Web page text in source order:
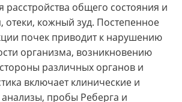
расстройства общего состояния и
отеки, кожный зуд. Постепенное
почек приводит к нарушению
организма, возникновению
различных органов и
включает клинические и
пробы Реберга и